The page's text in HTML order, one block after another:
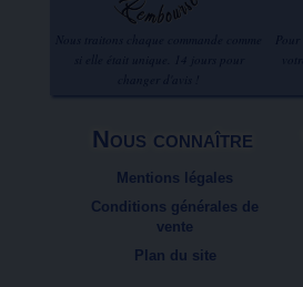
Nous connaître
Mentions légales
Conditions générales de
vente
Plan du site